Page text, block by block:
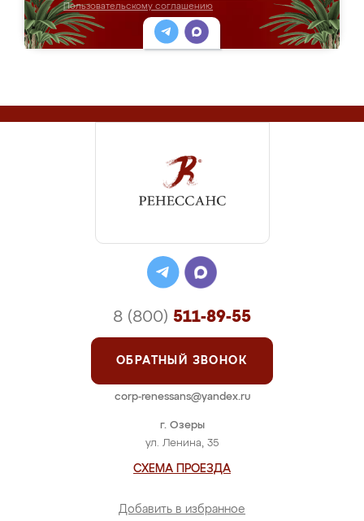
Пользовательскому соглашению
г. Озеры
ул. Ленина, 35
СХЕМА ПРОЕЗДА
Добавить в избранное
8 (800) 511-89-55
ОБРАТНЫЙ ЗВОНОК
corp-renessans@yandex.ru